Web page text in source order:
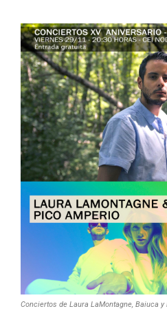
Conciertos de Laura LaMontagne, Baiuca